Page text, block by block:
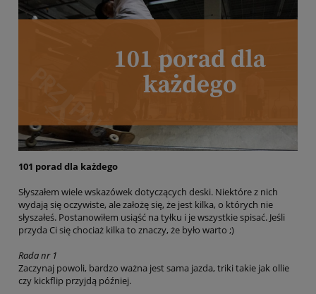
101 porad dla każdego
Słyszałem wiele wskazówek dotyczących deski. Niektóre z nich
wydają się oczywiste, ale założę się, że jest kilka, o których nie
słyszałeś. Postanowiłem usiąść na tyłku i je wszystkie spisać. Jeśli
przyda Ci się chociaż kilka to znaczy, że było warto ;)
Rada nr 1
Zaczynaj powoli, bardzo ważna jest sama jazda, triki takie jak ollie
czy kickflip przyjdą później.